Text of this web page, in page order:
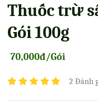
Thuốc trừ
Gói 100g
70,000đ/Gói
2 Đánh